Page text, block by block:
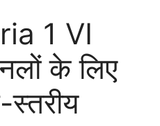
1 VI
के लिए